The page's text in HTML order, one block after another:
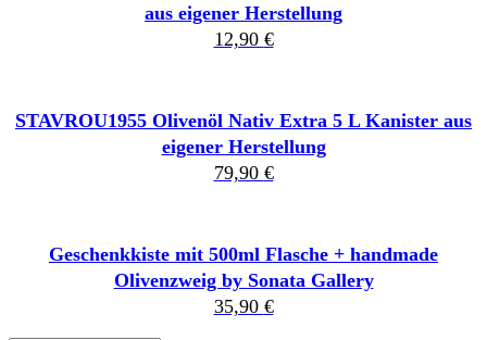
aus eigener Herstellung
12,90 €
STAVROU1955 Olivenöl Nativ Extra 5 L Kanister aus
eigener Herstellung
79,90 €
Geschenkkiste mit 500ml Flasche + handmade
Olivenzweig by Sonata Gallery
35,90 €